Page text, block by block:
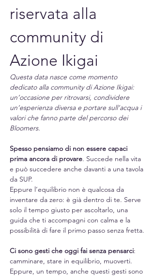
riservata alla
community di
Azione Ikigai
Questa data nasce come momento
dedicato alla community di Azione Ikigai:
un’occasione per ritrovarsi, condividere
un’esperienza diversa e portare sull’acqua i
valori che fanno parte del percorso dei
Bloomers.
Spesso pensiamo di non essere capaci
prima ancora di provare. Succede nella vita
e può succedere anche davanti a una tavola
da SUP.
Eppure l’equilibrio non è qualcosa da
inventare da zero: è già dentro di te. Serve
solo il tempo giusto per ascoltarlo, una
guida che ti accompagni con calma e la
possibilità di fare il primo passo senza fretta.
Ci sono gesti che oggi fai senza pensarci:
camminare, stare in equilibrio, muoverti.
Eppure, un tempo, anche questi gesti sono